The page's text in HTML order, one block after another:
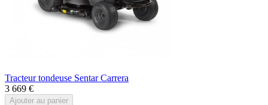
Tracteur tondeuse Sentar Carrera
3 669 €
Ajouter au panier